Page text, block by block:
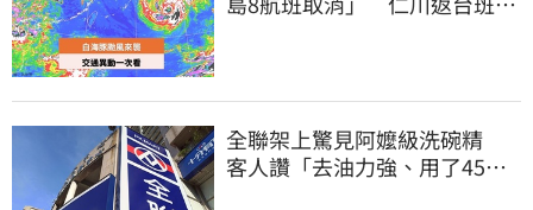
全聯架上驚見阿嬤級洗碗精
客人讚「去油力強、用了45